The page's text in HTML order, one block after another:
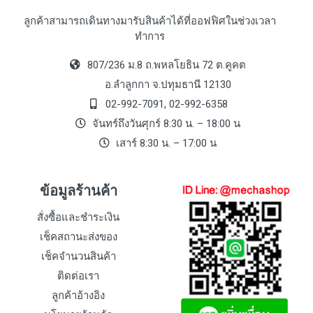
ลูกค้าสามารถเดินทางมารับสินค้าได้ที่ออฟฟิศในช่วงเวลา
ทำการ
807/236 ม.8 ถ.พหลโยธิน 72 ต.คูคต
อ.ลำลูกกา จ.ปทุมธานี 12130
02-992-7091, 02-992-6358
จันทร์ถึงวันศุกร์ 8:30 น. – 18:00 น
เสาร์ 8:30 น. – 17:00 น
ข้อมูลร้านค้า
สั่งซื้อและชำระเงิน
เช็คสถานะส่งของ
เช็คจำนวนสินค้า
ติดต่อเรา
ลูกค้าอ้างอิง